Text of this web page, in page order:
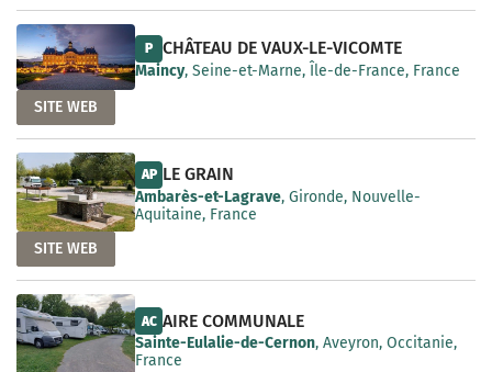
P CHÂTEAU DE VAUX-LE-VICOMTE
Maincy, Seine-et-Marne, Île-de-France, France
SITE WEB
AP LE GRAIN
Ambarès-et-Lagrave, Gironde, Nouvelle-
Aquitaine, France
SITE WEB
AC AIRE COMMUNALE
Sainte-Eulalie-de-Cernon, Aveyron, Occitanie,
France